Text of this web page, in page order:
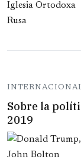
Sobre la
2019